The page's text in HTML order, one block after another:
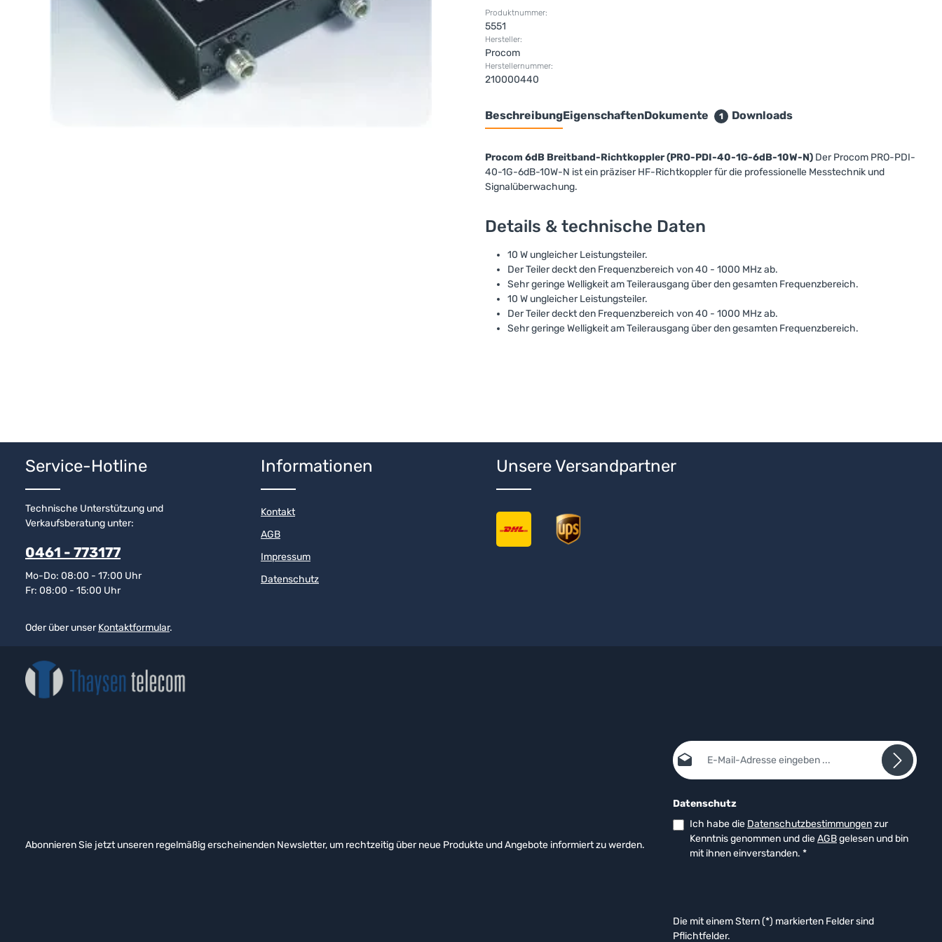
Produktnummer:
5551
Hersteller:
Procom
Herstellernummer:
210000440
BeschreibungEigenschaftenDokumente 1 Downloads
Procom 6dB Breitband-Richtkoppler (PRO-PDI-40-1G-6dB-10W-N) Der Procom PRO-PDI-
40-1G-6dB-10W-N ist ein präziser HF-Richtkoppler für die professionelle Messtechnik und
Signalüberwachung.
Details & technische Daten
10 W ungleicher Leistungsteiler.
Der Teiler deckt den Frequenzbereich von 40 - 1000 MHz ab.
Sehr geringe Welligkeit am Teilerausgang über den gesamten Frequenzbereich.
10 W ungleicher Leistungsteiler.
Der Teiler deckt den Frequenzbereich von 40 - 1000 MHz ab.
Sehr geringe Welligkeit am Teilerausgang über den gesamten Frequenzbereich.
Service-Hotline
Technische Unterstützung und
Verkaufsberatung unter:
0461 - 773177
Mo-Do: 08:00 - 17:00 Uhr
Fr: 08:00 - 15:00 Uhr
Oder über unserKontaktformular.
Informationen
Kontakt
AGB
Impressum
Datenschutz
Unsere Versandpartner
Abonnieren Sie jetzt unseren regelmäßig erscheinenden Newsletter, um rechtzeitig über neue Produkte und Angebote informiert zu werden.
E-Mail-Adresse*
Datenschutz
Ich habe die Datenschutzbestimmungenzur
Kenntnis genommen und dieAGBgelesen und bin
mit ihnen einverstanden. *
Die mit einem Stern (*) markierten Felder sind
Pflichtfelder.